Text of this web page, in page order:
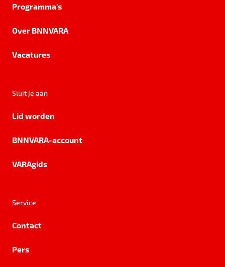
Programma's
Over BNNVARA
Vacatures
Sluit je aan
Lid worden
BNNVARA-account
VARAgids
Service
Contact
Pers